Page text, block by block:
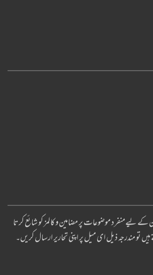
کے لیےمنفرد موضوعات پر مضامین و کالمز کو شائع کرتا
تو مندرجہ ذیل ای میل پر اپنی تحاریر ارسال کریں۔